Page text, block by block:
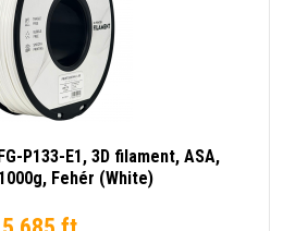
P133-E1, 3D filament, ASA,
Fehér (White)